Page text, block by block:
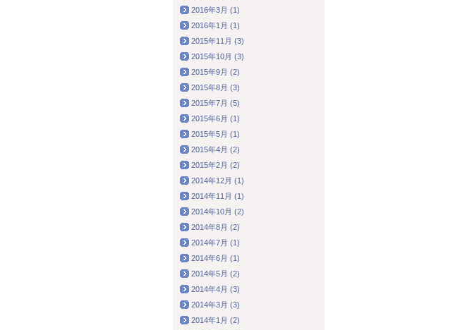
2016年3月 (1)
2016年1月 (1)
2015年11月 (3)
2015年10月 (3)
2015年9月 (2)
2015年8月 (3)
2015年7月 (5)
2015年6月 (1)
2015年5月 (1)
2015年4月 (2)
2015年2月 (2)
2014年12月 (1)
2014年11月 (1)
2014年10月 (2)
2014年8月 (2)
2014年7月 (1)
2014年6月 (1)
2014年5月 (2)
2014年4月 (3)
2014年3月 (3)
2014年1月 (2)